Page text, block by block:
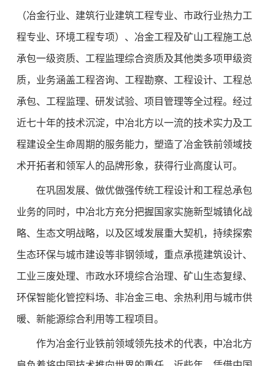
（冶金行业、建筑行业建筑工程专业、市政行业热力工
程专业、环境工程专项）、冶金工程及矿山工程施工总
承包一级资质、工程监理综合资质及其他类多项甲级资
质，业务涵盖工程咨询、工程勘察、工程设计、工程总
承包、工程监理、研发试验、项目管理等全过程。经过
近七十年的技术沉淀，中冶北方以一流的技术实力及工
程建设全生命周期的服务能力，塑造了冶金铁前领域技
术开拓者和领军人的品牌形象，获得行业高度认可。
在巩固发展、做优做强传统工程设计和工程总承包
业务的同时，中冶北方充分把握国家实施新型城镇化战
略、生态文明战略，以及区域发展重大契机，持续探索
生态环保与城市建设等非钢领域，重点承揽建筑设计、
工业三废处理、市政水环境综合治理、矿山生态复绿、
环保智能化管控料场、非冶金三电、余热利用与城市供
暖、新能源综合利用等工程项目。
作为冶金行业铁前领域领先技术的代表，中冶北方